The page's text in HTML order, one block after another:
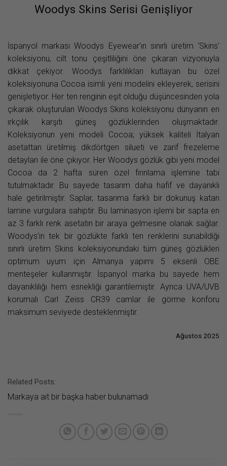
Woodys Skins Serisi Genişliyor
İspanyol markası Woodys Eyewear’ın sınırlı üretim ‘Skins’
koleksiyonu, cilt tonu çeşitliliğini öne çıkaran vizyonuyla
dikkat çekiyor. Woodys farklılıkları kutlayan bu özel
koleksiyonuna Cocoa isimli yeni modelini ekleyerek, serisini
genişletiyor. Her ten renginin eşit olduğu düşüncesinden yola
çıkarak oluşturulan Woodys Skins koleksiyonu dünyanın en
ırkçılık karşıtı güneş gözlüklerinden oluşmaktadır.
Koleksiyonun yeni modeli Cocoa; yüksek kaliteli İtalyan
asetattan üretilmiş dikdörtgen silueti ve zarif frezeleme
detayları ile öne çıkıyor. Her Woodys gözlük gibi yeni model
Cocoa da 2 hafta süren özel fırınlama işlemine tabi
tutulmaktadır. Bu sayede tasarım daha hafif ve dayanıklı
hale getirilmiştir. Saplar, tasarıma farklı bir dokunuş katan
lamine vurgulara sahiptir. Bu laminasyon işlemi bir sapta en
az 3 farklı renk asetatın bir araya gelmesine olanak sağlar.
Woodys’in tek bir gözlükte farklı ten renklerini sunabildiği
sınırlı üretim Skins koleksiyonundaki tüm güneş gözlükleri
optimum uyum için Almanya yapımı 5 eksenli OBE
menteşeler kullanmıştır. İspanyol marka bu sayede hem
dayanıklılığı hem esnekliği garantilemiştir. Ayrıca UVA/UVB
korumalı Carl Zeiss CR39 camlar ile görme konforu
maksimum seviyede desteklenmiştir.
Ağustos 2025
Related Posts:
Markaya ait bir başka haber bulunamadı